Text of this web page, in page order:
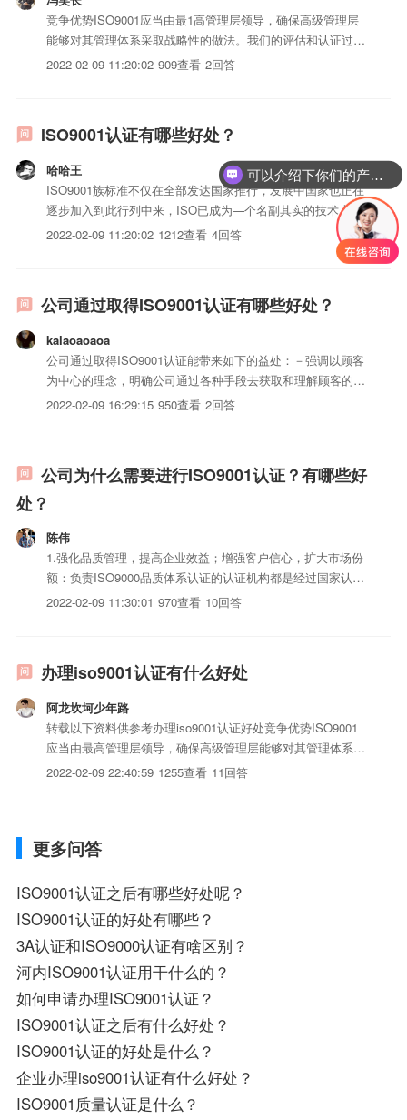
竞争优势ISO9001应当由最1高管理层领导，确保高级管理层
能够对其管理体系采取战略性的做法。我们的评估和认证过程
确保业务目标持续纳入您的流程中，我们的工作实践确保您能
2022-02-09 11:20:02 909查看 2回答
ISO9001认证有哪些好处？
哈哈王
ISO9001族标准不仅在全部发达国家推行，发展中国家也正在
逐步加入到此行列中来，ISO已成为—个名副其实的技术上的
世界联盟，造成这种状况的原因，除上述它能给组织带来的巨
大的实际利益之外，更为深刻的原因在于ISO9000族标准是人
类文明发展过程中的必然之物。因此，在一个组织或一个...
2022-02-09 11:20:02 1212查看 4回答
公司通过取得ISO9001认证有哪些好处？
kalaoaoaoa
公司通过取得ISO9001认证能带来如下的益处：－强调以顾客
为中心的理念，明确公司通过各种手段去获取和理解顾客的要
求，确定顾客要求，通过体系中各个过程的运作满足顾客要求
2022-02-09 16:29:15 950查看 2回答
公司为什么需要进行ISO9001认证？有哪些好
处？
陈伟
1.强化品质管理，提高企业效益；增强客户信心，扩大市场份
额：负责ISO9000品质体系认证的认证机构都是经过国家认可
机构认可的权威机构，对企业的品质体系的审核是非常严格
2022-02-09 11:30:01 970查看 10回答
办理iso9001认证有什么好处
阿龙坎坷少年路
转载以下资料供参考办理iso9001认证好处竞争优势ISO9001
应当由最高管理层领导，确保高级管理层能够对其管理体系采
取战略性的做法。我们的评估和认证过程确保业务目标持续纳
2022-02-09 22:40:59 1255查看 11回答
更多问答
ISO9001认证之后有哪些好处呢？
ISO9001认证的好处有哪些？
3A认证和ISO9000认证有啥区别？
河内ISO9001认证用干什么的？
如何申请办理ISO9001认证？
ISO9001认证之后有什么好处？
ISO9001认证的好处是什么？
企业办理iso9001认证有什么好处？
ISO9001质量认证是什么？
可以介绍下你们的产品么？